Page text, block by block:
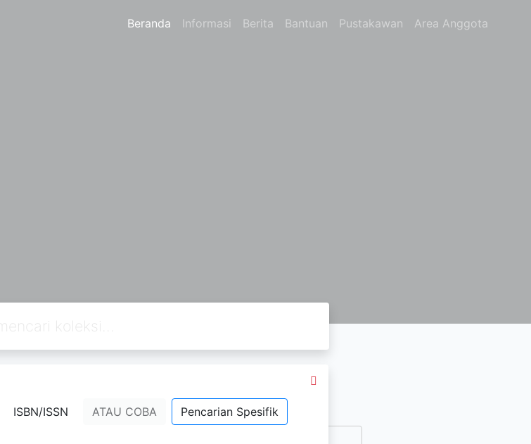
Beranda Informasi Berita Bantuan Pustakawan Area Anggota
ISBN/ISSN ATAU COBA Pencarian Spesifik
yang menarik bagi Anda